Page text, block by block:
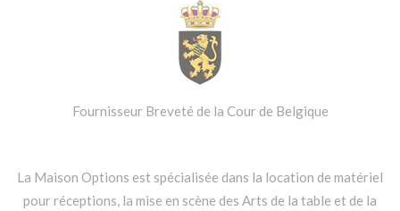
Fournisseur Breveté de la Cour de Belgique
La Maison Options est spécialisée dans la location de matériel
pour réceptions, la mise en scène des Arts de la table et de la